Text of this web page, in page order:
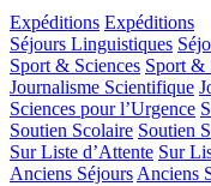
Expéditions Expéditions
Séjours Linguistiques
Sport & Sciences Sport &
Journalisme Scientifique
Sciences pour l’Urgence
Soutien Scolaire Soutien
Sur Liste d’Attente Sur
Anciens SéjoursAnciens